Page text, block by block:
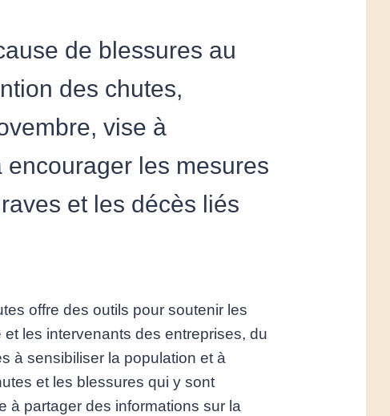
de blessures au
des chutes,
vise à
les mesures
et les décès liés
offre des outils pour soutenir les
les intervenants des entreprises, du
à sensibiliser la population et à
et les blessures qui y sont
à partager des informations sur la